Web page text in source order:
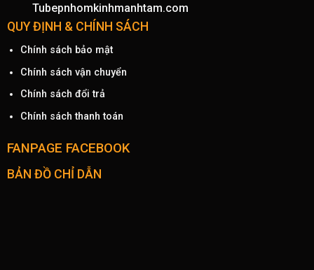
Tubepnhomkinhmanhtam.com
QUY ĐỊNH & CHÍNH SÁCH
Chính sách bảo mật
Chính sách vận chuyển
Chính sách đổi trả
Chính sách thanh toán
FANPAGE FACEBOOK
BẢN ĐỒ CHỈ DẪN